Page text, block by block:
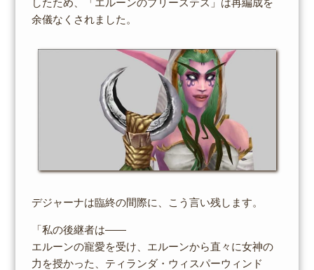
余儀なくされました。
デジャーナは臨終の間際に、こう言い残します。
「私の後継者は――
エルーンの寵愛を受け、エルーンから直々に女神の
力を授かった、ティランダ・ウィスパーウィンド